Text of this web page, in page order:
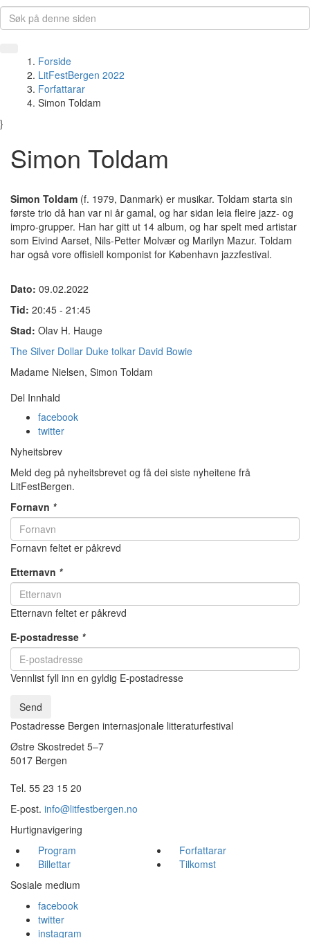
Forside
LitFestBergen 2022
Forfattarar
Simon Toldam
}
Simon Toldam
Simon Toldam (f. 1979, Danmark) er musikar. Toldam starta sin
første trio då han var ni år gamal, og har sidan leia fleire jazz- og
impro-grupper. Han har gitt ut 14 album, og har spelt med artistar
som Eivind Aarset, Nils-Petter Molvær og Marilyn Mazur. Toldam
har også vore offisiell komponist for København jazzfestival.
Dato: 09.02.2022
Tid: 20:45 - 21:45
Stad: Olav H. Hauge
The Silver Dollar Duke tolkar David Bowie
Madame Nielsen, Simon Toldam
Del Innhald
facebook
twitter
Nyheitsbrev
Meld deg på nyheitsbrevet og få dei siste nyheitene frå
LitFestBergen.
Fornavn *
Fornavn feltet er påkrevd
Etternavn *
Etternavn feltet er påkrevd
E-postadresse *
Vennlist fyll inn en gyldig E-postadresse
Send
Postadresse Bergen internasjonale litteraturfestival
Østre Skostredet 5–7
5017 Bergen
Tel. 55 23 15 20
E-post. info@litfestbergen.no
Hurtignavigering
Program
Forfattarar
Billettar
Tilkomst
Sosiale medium
facebook
twitter
instagram